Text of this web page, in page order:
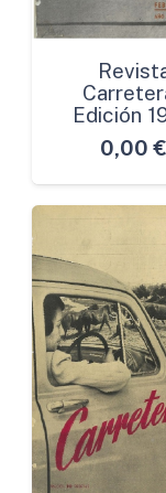
Edición
0,00 €